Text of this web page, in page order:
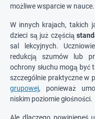
możliwe wsparcie w nauce.
W innych krajach, takich
dzieci są już częścią
sal lekcyjnych.
redukcją szumów lub
ochrony słuchu mogą być
szczególnie praktyczne w
grupowej, ponieważ
niskim poziomie głośności.
Ale dlaczego powinieneś